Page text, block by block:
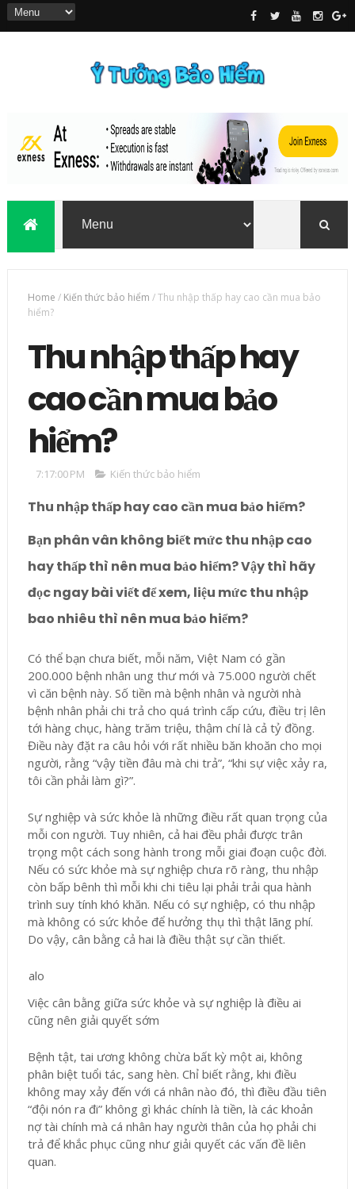
Home / Kiến thức bảo hiểm /Thu nhập thấp hay cao cần mua bảo
hiểm?
Thu nhập thấp hay
cao cần mua bảo
hiểm?
7:17:00 PM Kiến thức bảo hiểm
Thu nhập thấp hay cao cần mua bảo hiểm?
Bạn phân vân không biết mức thu nhập cao
hay thấp thì nên mua bảo hiểm? Vậy thì hãy
đọc ngay bài viết để xem, liệu mức thu nhập
bao nhiêu thì nên mua bảo hiểm?
Có thể bạn chưa biết, mỗi năm, Việt Nam có gần
200.000 bệnh nhân ung thư mới và 75.000 người chết
vì căn bệnh này. Số tiền mà bệnh nhân và người nhà
bệnh nhân phải chi trả cho quá trình cấp cứu, điều trị lên
tới hàng chục, hàng trăm triệu, thậm chí là cả tỷ đồng.
Điều này đặt ra câu hỏi với rất nhiều băn khoăn cho mọi
người, rằng “vậy tiền đâu mà chi trả”, “khi sự việc xảy ra,
tôi cần phải làm gì?”.
Sự nghiệp và sức khỏe là những điều rất quan trọng của
mỗi con người. Tuy nhiên, cả hai đều phải được trân
trọng một cách song hành trong mỗi giai đoạn cuộc đời.
Nếu có sức khỏe mà sự nghiệp chưa rõ ràng, thu nhập
còn bấp bênh thì mỗi khi chi tiêu lại phải trải qua hành
trình suy tính khó khăn. Nếu có sự nghiệp, có thu nhập
mà không có sức khỏe để hưởng thụ thì thật lãng phí.
Do vậy, cân bằng cả hai là điều thật sự cần thiết.
Việc cân bằng giữa sức khỏe và sự nghiệp là điều ai
cũng nên giải quyết sớm
Bệnh tật, tai ương không chừa bất kỳ một ai, không
phân biệt tuổi tác, sang hèn. Chỉ biết rằng, khi điều
không may xảy đến với cá nhân nào đó, thì điều đầu tiên
“đội nón ra đi” không gì khác chính là tiền, là các khoản
nợ tài chính mà cá nhân hay người thân của họ phải chi
trả để khắc phục cũng như giải quyết các vấn đề liên
quan.